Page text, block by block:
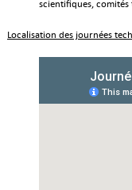
scientifiques, comités
Localisation des journées